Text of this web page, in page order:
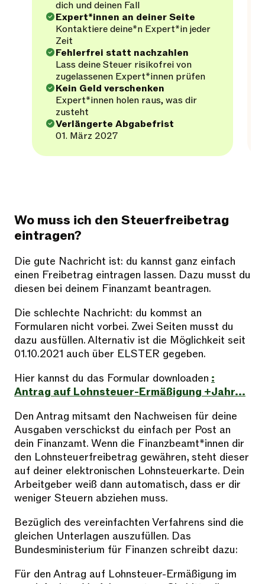
dich und deinen Fall
Expert*innen an deiner Seite
Kontaktiere deine*n Expert*in jeder
Zeit
Fehlerfrei statt nachzahlen
Lass deine Steuer risikofrei von
zugelassenen Expert*innen prüfen
Kein Geld verschenken
Expert*innen holen raus, was dir
zusteht
Verlängerte Abgabefrist
01. März 2027
Wo muss ich den Steuerfreibetrag
eintragen?
Die gute Nachricht ist: du kannst ganz einfach
einen Freibetrag eintragen lassen. Dazu musst du
diesen bei deinem Finanzamt beantragen.
Die schlechte Nachricht: du kommst an
Formularen nicht vorbei. Zwei Seiten musst du
dazu ausfüllen. Alternativ ist die Möglichkeit seit
01.10.2021 auch über ELSTER gegeben.
Hier kannst du das Formular downloaden :
Antrag auf Lohnsteuer-Ermäßigung +Jahr...
Den Antrag mitsamt den Nachweisen für deine
Ausgaben verschickst du einfach per Post an
dein Finanzamt. Wenn die Finanzbeamt*innen dir
den Lohnsteuerfreibetrag gewähren, steht dieser
auf deiner elektronischen Lohnsteuerkarte. Dein
Arbeitgeber weiß dann automatisch, dass er dir
weniger Steuern abziehen muss.
Bezüglich des vereinfachten Verfahrens sind die
gleichen Unterlagen auszufüllen. Das
Bundesministerium für Finanzen schreibt dazu:
Für den Antrag auf Lohnsteuer-Ermäßigung im